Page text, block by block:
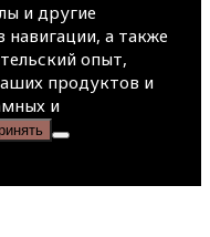
и другие
а также
опыт,
продуктов и
и